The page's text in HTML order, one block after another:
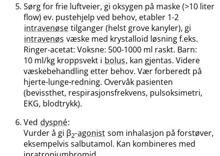
Sørg for frie luftveier, gi oksygen på maske (>10 liter
flow) ev. pustehjelp ved behov, etabler 1-2
intravenøse tilganger (helst grove kanyler), gi
intravenøs væske med krystalloid løsning f.eks.
Ringer-acetat: Voksne: 500-1000 ml raskt. Barn:
10 ml/kg kroppsvekt i bolus, kan gjentas. Videre
væskebehandling etter behov. Vær forberedt på
hjerte-lunge-redning. Overvåk pasienten
(bevissthet, respirasjonsfrekvens, pulsoksimetri,
EKG, blodtrykk).
Ved dyspné:
Vurder å gi β2-agonist som inhalasjon på forstøver,
eksempelvis salbutamol. Kan kombineres med